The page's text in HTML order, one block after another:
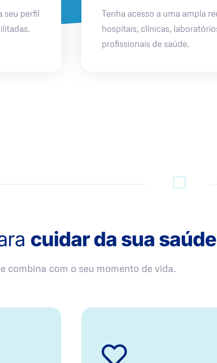
seu perfil
Tenha acesso a uma ampla
hospitais, clínicas,
profissionais de saúde.
cuidar da sua saúde
combina com o seu momento de vida.